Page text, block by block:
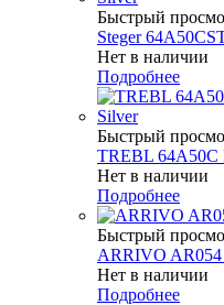
Быстрый
Steger
Нет в наличии
Подробнее
Быстрый
TREBL 64A50C
Нет в наличии
Подробнее
Быстрый
ARRIVO AR054
Нет в наличии
Подробнее